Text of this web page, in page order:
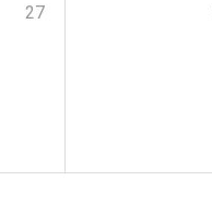
27